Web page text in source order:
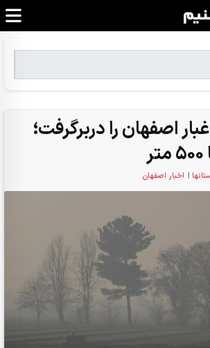
اصفهان را دربرگرفت؛
| اخبار اصفهان